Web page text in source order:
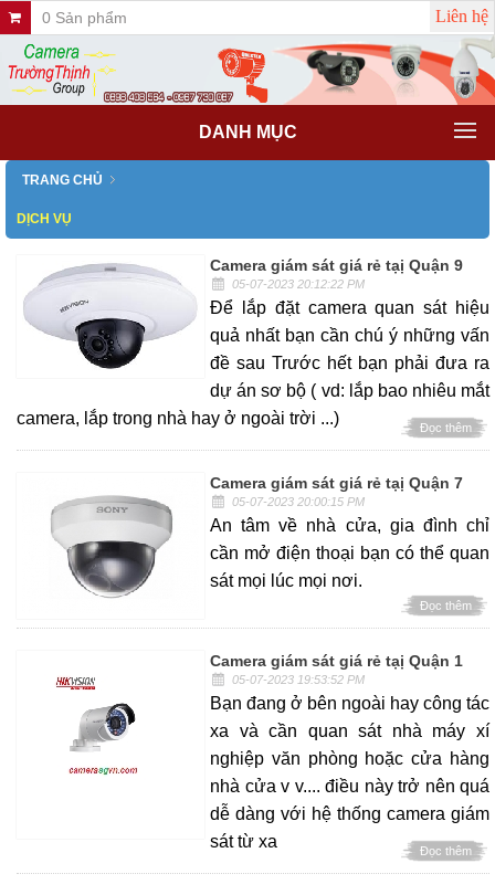
0 Sản phẩm Liên hệ
DANH MỤC
TRANG CHỦ
DỊCH VỤ
Camera giám sát giá rẻ tạị Quận 9
05-07-2023 20:12:22 PM
Để lắp đặt camera quan sát hiệu
quả nhất bạn cần chú ý những vấn
đề sau Trước hết bạn phải đưa ra
dự án sơ bộ ( vd: lắp bao nhiêu mắt
camera, lắp trong nhà hay ở ngoài trời ...)
Đọc thêm
Camera giám sát giá rẻ tạị Quận 7
05-07-2023 20:00:15 PM
An tâm về nhà cửa, gia đình chỉ
cần mở điện thoại bạn có thể quan
sát mọi lúc mọi nơi.
Đọc thêm
Camera giám sát giá rẻ tạị Quận 1
05-07-2023 19:53:52 PM
Bạn đang ở bên ngoài hay công tác
xa và cần quan sát nhà máy xí
nghiệp văn phòng hoặc cửa hàng
nhà cửa v v.... điều này trở nên quá
dễ dàng với hệ thống camera giám
sát từ xa
Đọc thêm